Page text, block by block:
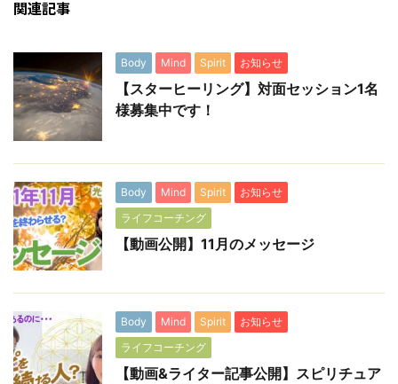
関連記事
Body Mind Spirit お知らせ
【スターヒーリング】対面セッション1名
様募集中です！
Body Mind Spirit
お知らせ
ライフコーチング
【動画公開】11月のメッセージ
Body Mind Spirit
お知らせ
ライフコーチング
【動画&ライター記事公開】スピリチュア